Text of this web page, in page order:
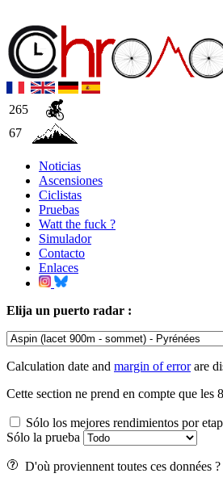
265
67
Noticias
Ascensiones
Ciclistas
Pruebas
Watt the fuck ?
Simulador
Contacto
Enlaces
Elija un puerto radar :
Calculation date and margin of errorare
Cette section ne prend en compte que les
Sólo los mejores rendimientos por
Sólo la prueba
D'où proviennent toutes ces données ?